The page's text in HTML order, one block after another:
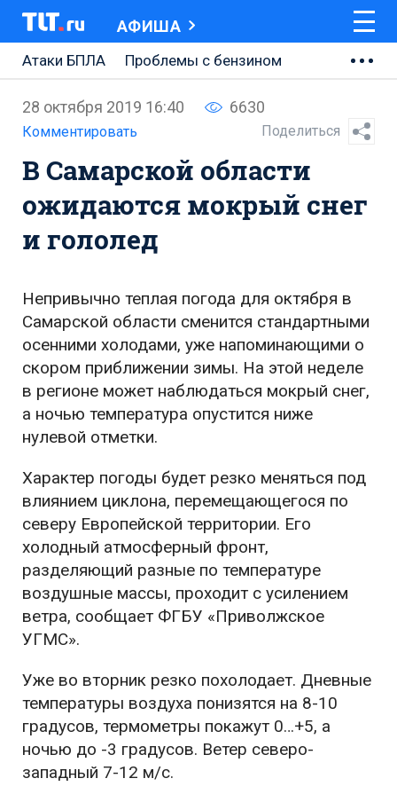
АФИША
Атаки БПЛА
Проблемы с бензином
АВТОВАЗ
Ремонт Центральной площади
Ремонт Обводного шоссе
Набережная Тольятти
Неделя Тольятти
28 октября 2019 16:40 6630
Комментировать Поделиться
В Самарской области
ожидаются мокрый снег
и гололед
Непривычно теплая погода для октября в
Самарской области сменится стандартными
осенними холодами, уже напоминающими о
скором приближении зимы. На этой неделе
в регионе может наблюдаться мокрый снег,
а ночью температура опустится ниже
нулевой отметки.
Характер погоды будет резко меняться под
влиянием циклона, перемещающегося по
северу Европейской территории. Его
холодный атмосферный фронт,
разделяющий разные по температуре
воздушные массы, проходит с усилением
ветра, сообщает ФГБУ «Приволжское
УГМС».
Уже во вторник резко похолодает. Дневные
температуры воздуха понизятся на 8-10
градусов, термометры покажут 0…+5, а
ночью до -3 градусов. Ветер северо-
западный 7-12 м/с.